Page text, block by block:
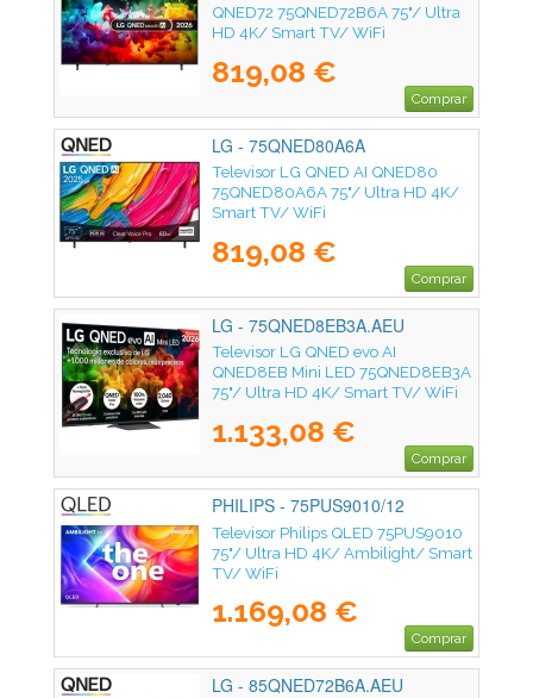
QNED72 75QNED72B6A 75"/ Ultra
HD 4K/ Smart TV/ WiFi
819,08 €
Comprar
LG - 75QNED80A6A
Televisor LG QNED AI QNED80
75QNED80A6A 75"/ Ultra HD 4K/
Smart TV/ WiFi
819,08 €
Comprar
LG - 75QNED8EB3A.AEU
Televisor LG QNED evo AI
QNED8EB Mini LED 75QNED8EB3A
75"/ Ultra HD 4K/ Smart TV/ WiFi
1.133,08 €
Comprar
PHILIPS - 75PUS9010/12
Televisor Philips QLED 75PUS9010
75"/ Ultra HD 4K/ Ambilight/ Smart
TV/ WiFi
1.169,08 €
Comprar
LG - 85QNED72B6A.AEU